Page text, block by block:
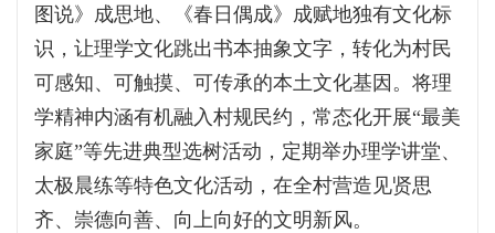
图说》成思地、《春日偶成》成赋地独有文化标
识，让理学文化跳出书本抽象文字，转化为村民
可感知、可触摸、可传承的本土文化基因。将理
学精神内涵有机融入村规民约，常态化开展“最美
家庭”等先进典型选树活动，定期举办理学讲堂、
太极晨练等特色文化活动，在全村营造见贤思
齐、崇德向善、向上向好的文明新风。